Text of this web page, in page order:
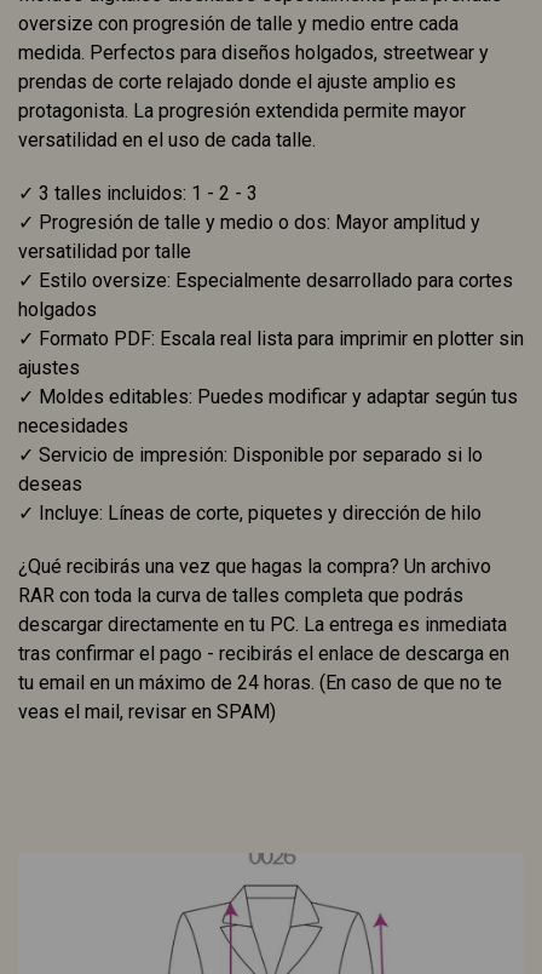
oversize con progresión de talle y medio entre cada
medida. Perfectos para diseños holgados, streetwear y
prendas de corte relajado donde el ajuste amplio es
protagonista. La progresión extendida permite mayor
versatilidad en el uso de cada talle.
✓ 3 talles incluidos: 1 - 2 - 3
✓ Progresión de talle y medio o dos: Mayor amplitud y
versatilidad por talle
✓ Estilo oversize: Especialmente desarrollado para cortes
holgados
✓ Formato PDF: Escala real lista para imprimir en plotter sin
ajustes
✓ Moldes editables: Puedes modificar y adaptar según tus
necesidades
✓ Servicio de impresión: Disponible por separado si lo
deseas
✓ Incluye: Líneas de corte, piquetes y dirección de hilo
¿Qué recibirás una vez que hagas la compra? Un archivo
RAR con toda la curva de talles completa que podrás
descargar directamente en tu PC. La entrega es inmediata
tras confirmar el pago - recibirás el enlace de descarga en
tu email en un máximo de 24 horas. (En caso de que no te
veas el mail, revisar en SPAM)